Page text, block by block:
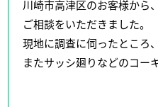
川崎市高津区のお客様から
ご相談をいただきました。
現地に調査に伺ったところ
またサッシ廻りなどのコー